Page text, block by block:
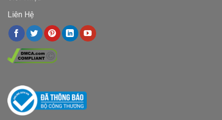
Liên Hệ